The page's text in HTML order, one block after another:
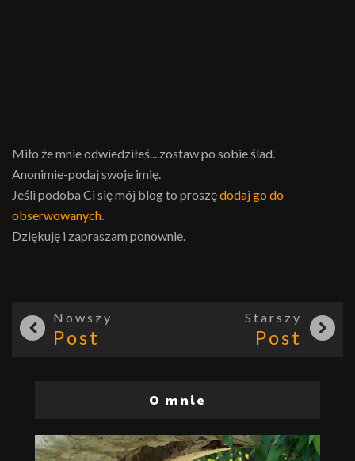
Miło że mnie odwiedziłeś....zostaw po sobie ślad.
Anonimie-podaj swoje imię.
Jeśli podoba Ci się mój blog to proszędodaj go do
obserwowanych.
Dziękuję i zapraszam ponownie.
Nowszy
Post
Starszy
Post
O mnie